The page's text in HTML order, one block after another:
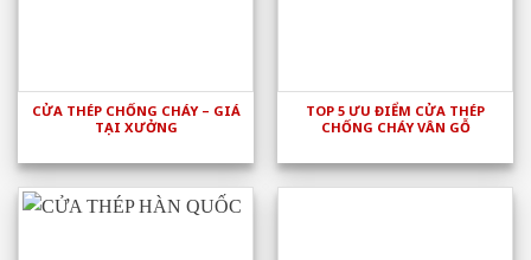
CỬA THÉP CHỐNG CHÁY – GIÁ
TẠI XƯỞNG
TOP 5 ƯU ĐIỂM CỬA THÉP
CHỐNG CHÁY VÂN GỖ